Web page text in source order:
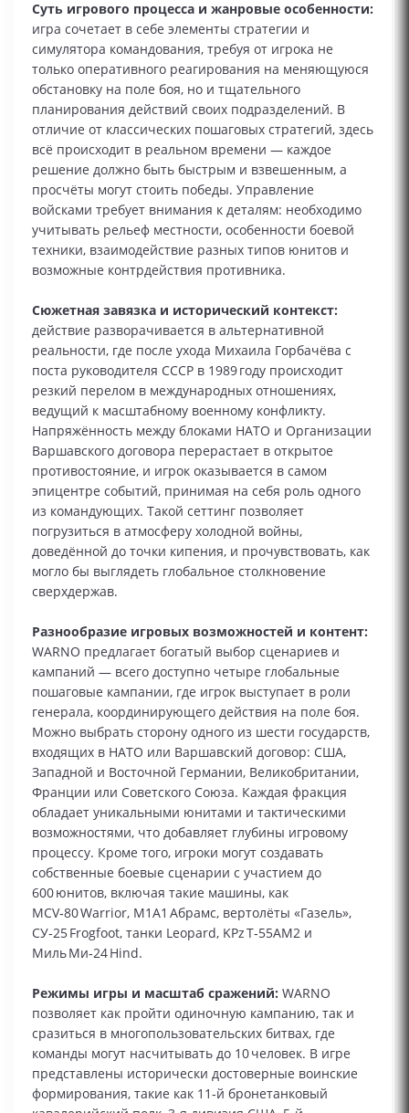
Суть игрового процесса и жанровые особенности:
игра сочетает в себе элементы стратегии и
симулятора командования, требуя от игрока не
только оперативного реагирования на меняющуюся
обстановку на поле боя, но и тщательного
планирования действий своих подразделений. В
отличие от классических пошаговых стратегий, здесь
всё происходит в реальном времени — каждое
решение должно быть быстрым и взвешенным, а
просчёты могут стоить победы. Управление
войсками требует внимания к деталям: необходимо
учитывать рельеф местности, особенности боевой
техники, взаимодействие разных типов юнитов и
возможные контрдействия противника.
Сюжетная завязка и исторический контекст:
действие разворачивается в альтернативной
реальности, где после ухода Михаила Горбачёва с
поста руководителя СССР в 1989 году происходит
резкий перелом в международных отношениях,
ведущий к масштабному военному конфликту.
Напряжённость между блоками НАТО и Организации
Варшавского договора перерастает в открытое
противостояние, и игрок оказывается в самом
эпицентре событий, принимая на себя роль одного
из командующих. Такой сеттинг позволяет
погрузиться в атмосферу холодной войны,
доведённой до точки кипения, и прочувствовать, как
могло бы выглядеть глобальное столкновение
сверхдержав.
Разнообразие игровых возможностей и контент:
WARNO предлагает богатый выбор сценариев и
кампаний — всего доступно четыре глобальные
пошаговые кампании, где игрок выступает в роли
генерала, координирующего действия на поле боя.
Можно выбрать сторону одного из шести государств,
входящих в НАТО или Варшавский договор: США,
Западной и Восточной Германии, Великобритании,
Франции или Советского Союза. Каждая фракция
обладает уникальными юнитами и тактическими
возможностями, что добавляет глубины игровому
процессу. Кроме того, игроки могут создавать
собственные боевые сценарии с участием до
600 юнитов, включая такие машины, как
MCV‑80 Warrior, M1A1 Абрамс, вертолёты «Газель»,
СУ‑25 Frogfoot, танки Leopard, KPz T‑55AM2 и
Миль Ми‑24 Hind.
Режимы игры и масштаб сражений: WARNO
позволяет как пройти одиночную кампанию, так и
сразиться в многопользовательских битвах, где
команды могут насчитывать до 10 человек. В игре
представлены исторически достоверные воинские
формирования, такие как 11‑й бронетанковый